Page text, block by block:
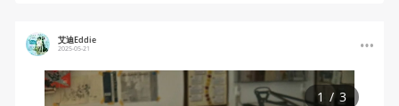
艾迪Eddie
2025-05-21
1 / 3